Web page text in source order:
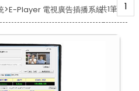
>E-Player 電視廣告插播系統共1筆 1